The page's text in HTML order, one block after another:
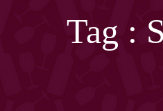
Tag :